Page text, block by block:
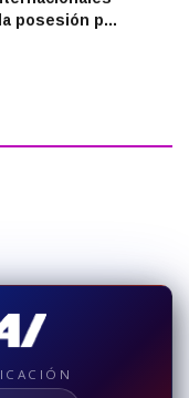
posesión p...